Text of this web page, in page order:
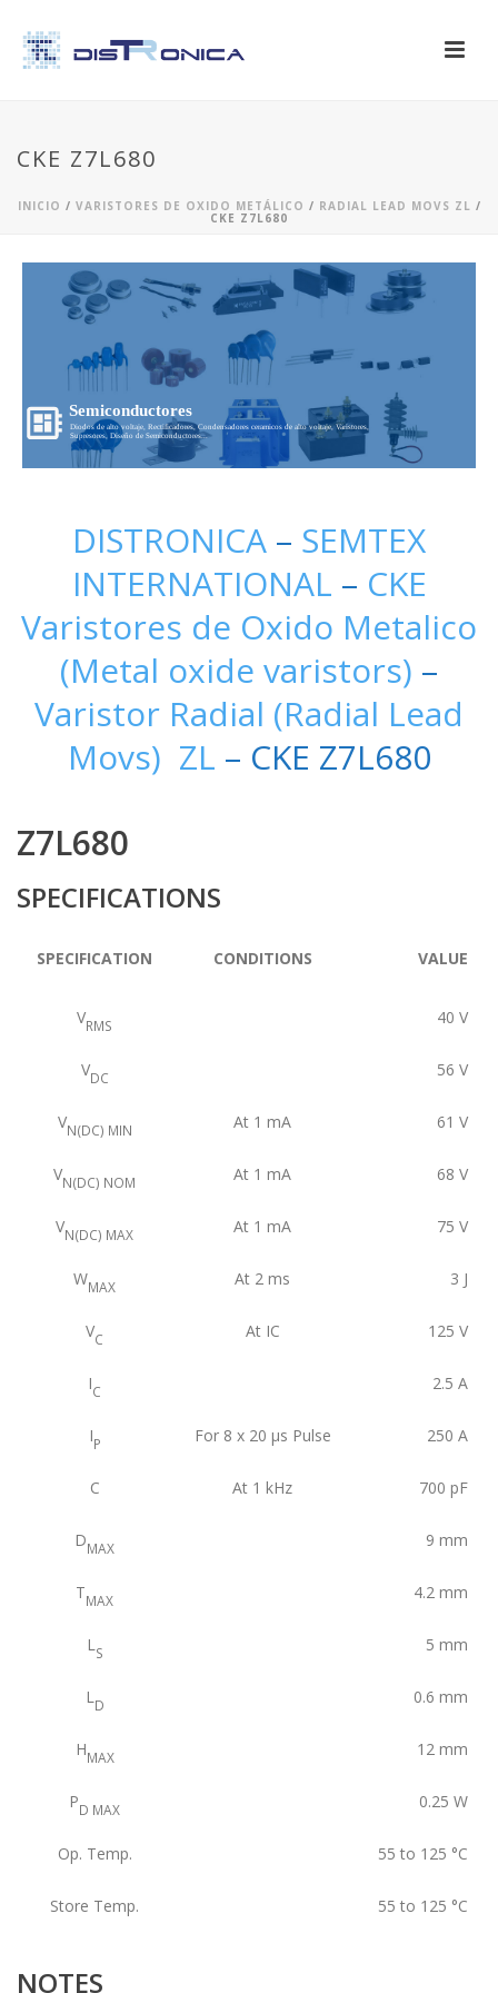
CKE Z7L680
INICIO / VARISTORES DE OXIDO METÁLICO / RADIAL LEAD MOVS ZL /
CKE Z7L680
Semiconductores
Diodos de alto voltaje, Rectificadores, Condensadores ceramicos de alto voltaje, Varistores,
Supresores, Diseño de Semiconductores...
DISTRONICA – SEMTEX
INTERNATIONAL – CKE
Varistores de Oxido Metalico
(Metal oxide varistors) –
Varistor Radial (Radial Lead
Movs) ZL – CKE Z7L680
Z7L680
SPECIFICATIONS
SPECIFICATION CONDITIONS VALUE
VRMS 40 V
VDC 56 V
VN(DC) MIN At 1 mA 61 V
VN(DC) NOM At 1 mA 68 V
VN(DC) MAX At 1 mA 75 V
WMAX At 2 ms 3 J
VC At IC 125 V
IC 2.5 A
IP For 8 x 20 μs Pulse 250 A
C At 1 kHz 700 pF
DMAX 9 mm
TMAX 4.2 mm
LS 5 mm
LD 0.6 mm
HMAX 12 mm
PD MAX 0.25 W
Op. Temp. 55 to 125 °C
Store Temp. 55 to 125 °C
NOTES